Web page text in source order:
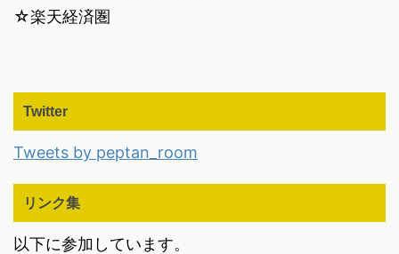
☆楽天経済圏
Twitter
Tweets by peptan_room
リンク集
以下に参加しています。